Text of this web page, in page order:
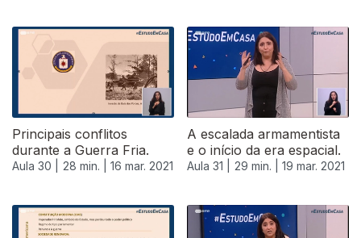
Principais conflitos
durante a Guerra Fria.
Aula 30 | 28 min. | 16 mar. 2021
A escalada armamentista
e o início da era espacial.
Aula 31 | 29 min. | 19 mar. 2021